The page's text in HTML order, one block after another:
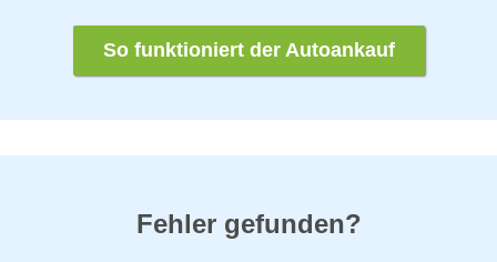
So funktioniert der Autoankauf
Fehler gefunden?